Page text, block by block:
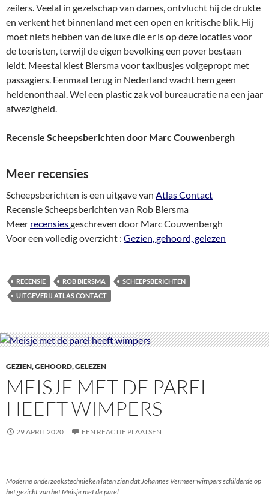
zeilers. Veelal in gezelschap van dames, ontvlucht hij de drukte
en verkent het binnenland met een open en kritische blik. Hij
moet niets hebben van de luxe die er is op deze locaties voor
de toeristen, terwijl de eigen bevolking een pover bestaan
leidt. Meestal kiest Biersma voor taxibusjes volgepropt met
passagiers. Eenmaal terug in Nederland wacht hem geen
heldenonthaal. Wel een plastic zak vol bureaucratie na een jaar
afwezigheid.
Recensie Scheepsberichten door Marc Couwenbergh
Meer recensies
Scheepsberichten is een uitgave van Atlas Contact
Recensie Scheepsberichten van Rob Biersma
Meer recensiesgeschreven door Marc Couwenbergh
Voor een volledig overzicht : Gezien, gehoord, gelezen
RECENSIE ROB BIERSMA
SCHEEPSBERICHTEN
UITGEVERIJ ATLAS CONTACT
GEZIEN, GEHOORD, GELEZEN
MEISJE MET DE PAREL
HEEFT WIMPERS
29 APRIL 2020 EEN REACTIE PLAATSEN
Moderne onderzoekstechnieken laten zien dat Johannes Vermeer wimpers schilderde op
het gezicht van het Meisje met de parel